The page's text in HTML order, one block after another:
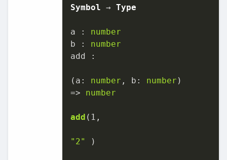
Symbol → Type
a : number
b : number
add :
( a: number , b: number )
=>
number
add ( 1 ,
"2" )